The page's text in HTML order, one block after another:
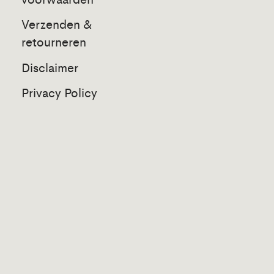
Verzenden &
retourneren
Disclaimer
Privacy Policy